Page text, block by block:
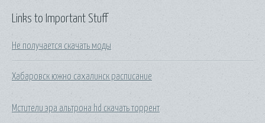
Links to Important Stuff
Не получается скачать моды
Хабаровск южно сахалинск расписание
Мстители эра альтрона hd скачать торрент